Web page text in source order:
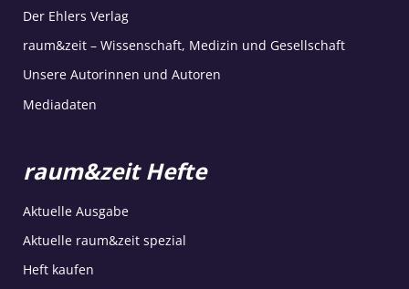
Der Ehlers Verlag
raum&zeit – Wissenschaft, Medizin und Gesellschaft
Unsere Autorinnen und Autoren
Mediadaten
raum&zeit Hefte
Aktuelle Ausgabe
Aktuelle raum&zeit spezial
Heft kaufen